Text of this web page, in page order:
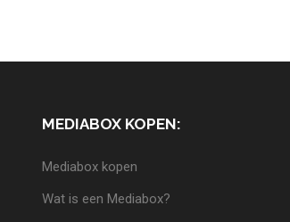
MEDIABOX KOPEN:
Mediabox kopen
Wat is een Mediabox?